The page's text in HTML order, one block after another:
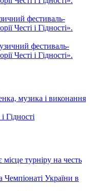
фестиваль-
Честі і Гідності».
фестиваль-
Честі і Гідності».
музика і виконання
Гідності
турніру на честь
Чемпіонаті України в